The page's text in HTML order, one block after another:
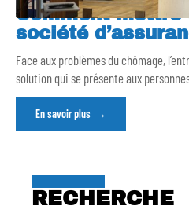
Comment mettre
société
Face aux problèmes du chômage,
solution qui se présente aux
En savoir plus
RECHERCHE